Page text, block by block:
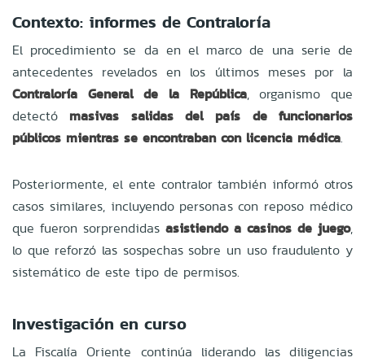
Contexto: informes de Contraloría
El procedimiento se da en el marco de una serie de
antecedentes revelados en los últimos meses por la
Contraloría General de la República, organismo que
detectó masivas salidas del país de funcionarios
públicos mientras se encontraban con licencia médica.
Posteriormente, el ente contralor también informó otros
casos similares, incluyendo personas con reposo médico
que fueron sorprendidas asistiendo a casinos de juego,
lo que reforzó las sospechas sobre un uso fraudulento y
sistemático de este tipo de permisos.
Investigación en curso
La Fiscalía Oriente continúa liderando las diligencias